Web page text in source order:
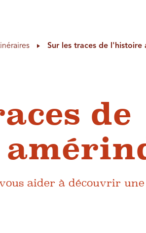
Sur les traces de l'histoire
de
aider à découvrir